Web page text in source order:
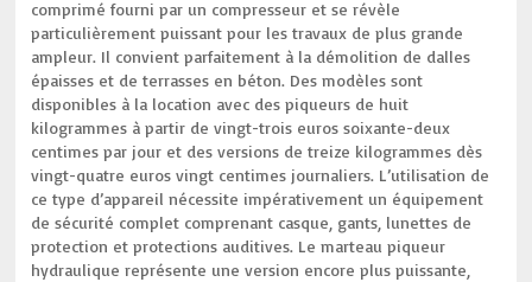
comprimé fourni par un compresseur et se révèle
particulièrement puissant pour les travaux de plus grande
ampleur. Il convient parfaitement à la démolition de dalles
épaisses et de terrasses en béton. Des modèles sont
disponibles à la location avec des piqueurs de huit
kilogrammes à partir de vingt-trois euros soixante-deux
centimes par jour et des versions de treize kilogrammes dès
vingt-quatre euros vingt centimes journaliers. L’utilisation de
ce type d’appareil nécessite impérativement un équipement
de sécurité complet comprenant casque, gants, lunettes de
protection et protections auditives. Le marteau piqueur
hydraulique représente une version encore plus puissante,